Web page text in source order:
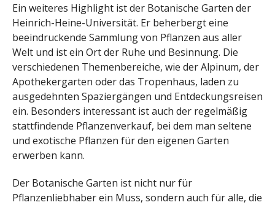
Ein weiteres Highlight ist der Botanische Garten der
Heinrich-Heine-Universität. Er beherbergt eine
beeindruckende Sammlung von Pflanzen aus aller
Welt und ist ein Ort der Ruhe und Besinnung. Die
verschiedenen Themenbereiche, wie der Alpinum, der
Apothekergarten oder das Tropenhaus, laden zu
ausgedehnten Spaziergängen und Entdeckungsreisen
ein. Besonders interessant ist auch der regelmäßig
stattfindende Pflanzenverkauf, bei dem man seltene
und exotische Pflanzen für den eigenen Garten
erwerben kann.
Der Botanische Garten ist nicht nur für
Pflanzenliebhaber ein Muss, sondern auch für alle, die